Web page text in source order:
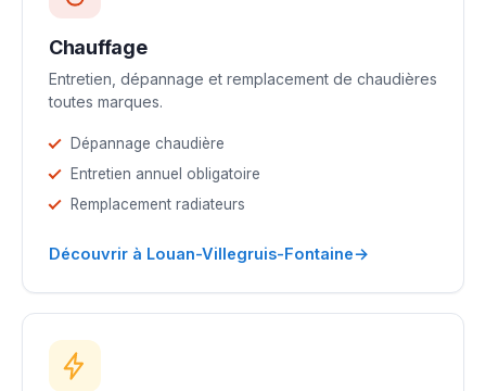
Chauffage
Entretien, dépannage et remplacement de chaudières
toutes marques.
Dépannage chaudière
Entretien annuel obligatoire
Remplacement radiateurs
Découvrir à Louan-Villegruis-Fontaine→